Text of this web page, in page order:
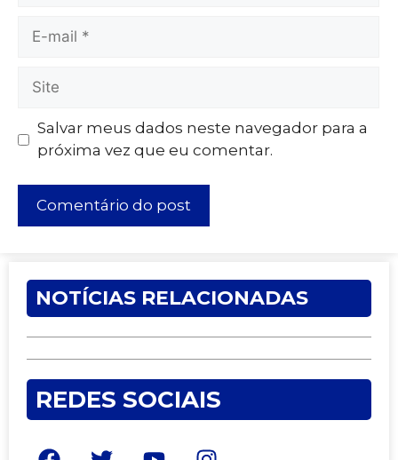
Salvar meus dados neste navegador para a
próxima vez que eu comentar.
NOTÍCIAS RELACIONADAS
REDES SOCIAIS